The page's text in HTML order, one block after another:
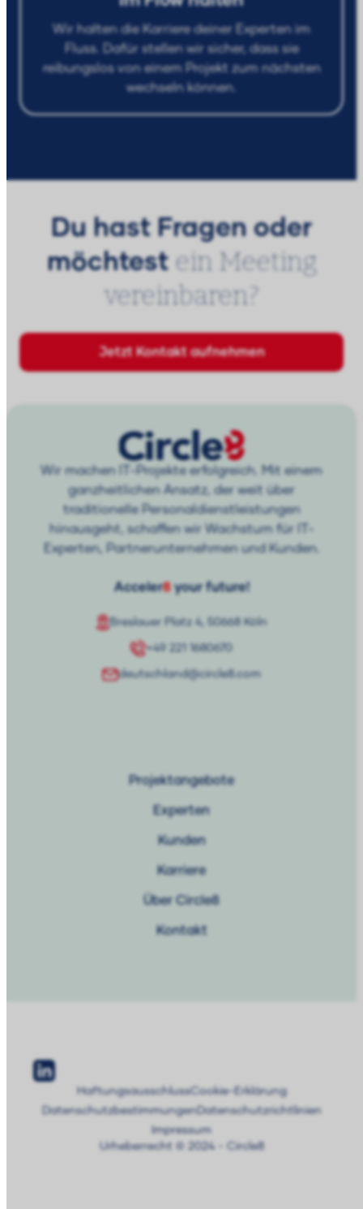
Wir halten die Karriere deiner Experten im
Fluss. Dafür stellen wir sicher, dass sie
reibungslos von einem Projekt zum nächsten
wechseln können.
Du hast Fragen oder
möchtest ein Meeting
vereinbaren?
Jetzt Kontakt aufnehmen
Wir machen IT-Projekte erfolgreich. Mit einem
ganzheitlichen Ansatz, der weit über
traditionelle Personaldienstleistungen
hinausgeht, schaffen wir Wachstum für IT-
Experten, Partnerunternehmen und Kunden.
Acceler8your future!
Breslauer Platz 4, 50668 Köln
+49 221 1680670
deutschland@circle8.com
Projektangebote
Experten
Kunden
Karriere
Über Circle8
Kontakt
HaftungsausschlussCookie-Erklärung
Datenschutzbestimmungen Datenschutzrichtlinien
Impressum
Urheberrecht © 2024 - Circle8